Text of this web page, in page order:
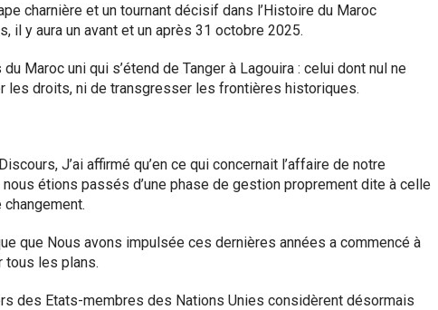
charnière et un tournant décisif dans l’Histoire du Maroc
il y aura un avant et un après 31 octobre 2025.
Maroc uni qui s’étend de Tanger à Lagouira : celui dont nul ne
les droits, ni de transgresser les frontières historiques.
J’ai affirmé qu’en ce qui concernait l’affaire de notre
étions passés d’une phase de gestion proprement dite à celle
changement.
que Nous avons impulsée ces dernières années a commencé à
les plans.
des Etats-membres des Nations Unies considèrent désormais